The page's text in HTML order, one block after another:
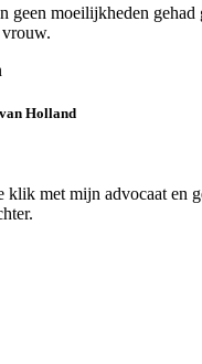
geen moeilijkheden gehad
Holland
klik met mijn advocaat en